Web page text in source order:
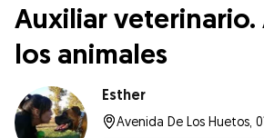
Auxiliar
los animales
Esther
Avenida De Los Huetos,